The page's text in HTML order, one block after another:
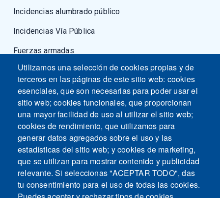
Incidencias alumbrado público
Incidencias Vía Pública
Fuerzas armadas
Utilizamos una selección de cookies propias y de
terceros en las páginas de este sitio web: cookies
esenciales, que son necesarias para poder usar el
sitio web; cookies funcionales, que proporcionan
una mayor facilidad de uso al utilizar el sitio web;
cookies de rendimiento, que utilizamos para
generar datos agregados sobre el uso y las
estadísticas del sitio web; y cookies de marketing,
que se utilizan para mostrar contenido y publicidad
relevante. Si seleccionas "ACEPTAR TODO", das
tu consentimiento para el uso de todas las cookies.